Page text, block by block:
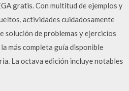
gratis. Con multitud de ejemplos y
actividades cuidadosamente
solución de problemas y ejercicios
más completa guía disponible
La octava edición incluye notables